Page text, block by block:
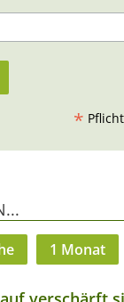
*
1 Monat